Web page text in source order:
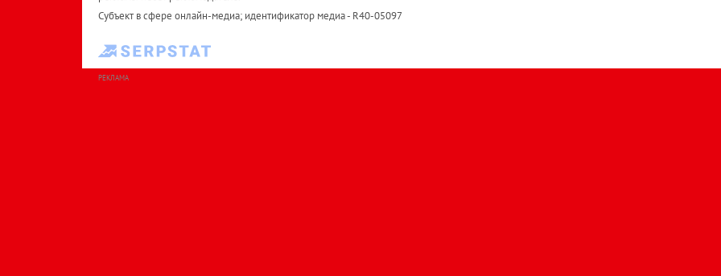
Субъект в сфере онлайн-медиа; идентификатор медиа - R40-05097
РЕКЛАМА